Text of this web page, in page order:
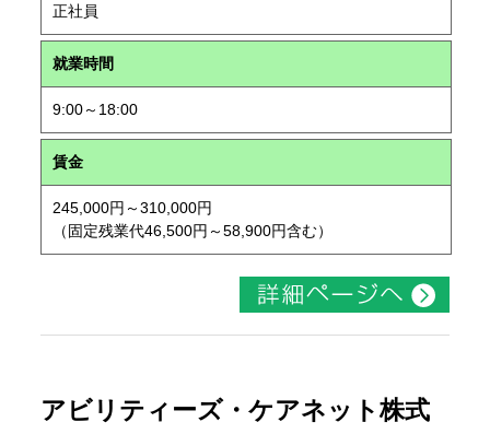
正社員
就業時間
9:00～18:00
賃金
245,000円～310,000円
（固定残業代46,500円～58,900円含む）
アビリティーズ・ケアネット株式